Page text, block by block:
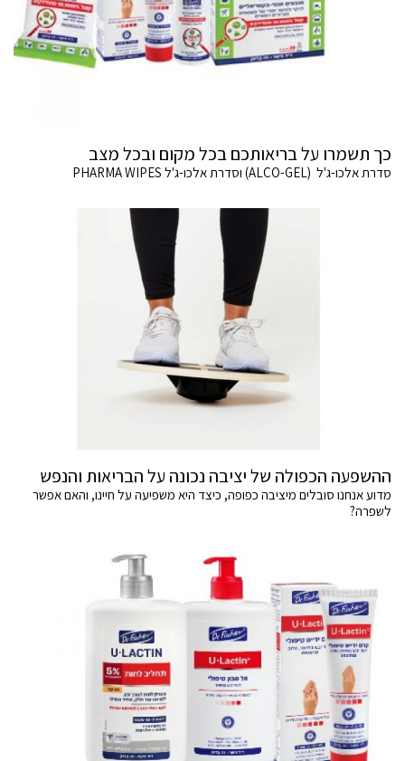
כך תשמרו על בריאותכם בכל מקום ובכל מצב
סדרת אלכו-ג'ל (ALCO-GEL) וסדרת אלכו-ג'ל PHARMA WIPES
ההשפעה הכפולה של יציבה נכונה על הבריאות והנפש
מדוע אנחנו סובלים מיציבה כפופה, כיצד היא משפיעה על חיינו, והאם אפשר
לשפרה?